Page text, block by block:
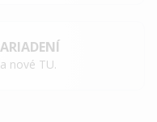
nové TU.